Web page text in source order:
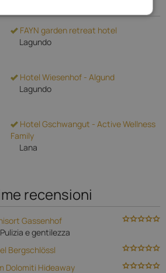
FAYN garden retreat hotel
Lagundo
Hotel Wiesenhof - Algund
Lagundo
Hotel Gschwangut - Active Wellness
Family
Lana
recensioni
Gassenhof
Pulizia e gentilezza
Bergschlössl
Dolomiti Hideaway